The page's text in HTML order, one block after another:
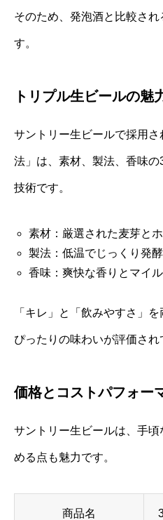
そのため、発泡酒と比較さ
す。
トリプル生ビールの魅
サントリー生ビールで採用
法」は、素材、製法、香味の
技術です。
素材：厳選された麦芽と
製法：低温でじっくり発
香味：爽快な香りとマイ
「キレ」と「飲みやすさ」
ぴったりの味わいが評価され
価格とコストパフォー
サントリー生ビールは、手
める点も魅力です。
商品名